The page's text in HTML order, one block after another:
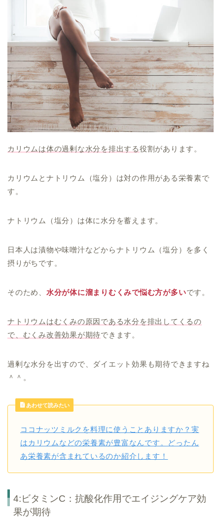
カリウムは体の過剰な水分を排出する役割があります。
カリウムとナトリウム（塩分）は対の作用がある栄養素で
す。
ナトリウム（塩分）は体に水分を蓄えます。
日本人は漬物や味噌汁などからナトリウム（塩分）を多く
摂りがちです。
そのため、 水分が体に溜まりむくみで悩む方が多いです。
ナトリウムはむくみの原因である水分を排出してくるの
で、むくみ改善効果が期待できます。
過剰な水分を出すので、ダイエット効果も期待できますね
＾＾。
あわせて読みたい
ココナッツミルクを料理に使うことありますか？実
はカリウムなどの栄養素が豊富なんです。どったん
あ栄養素が含まれているのか紹介します！
4:ビタミンC：抗酸化作用でエイジングケア効
果が期待